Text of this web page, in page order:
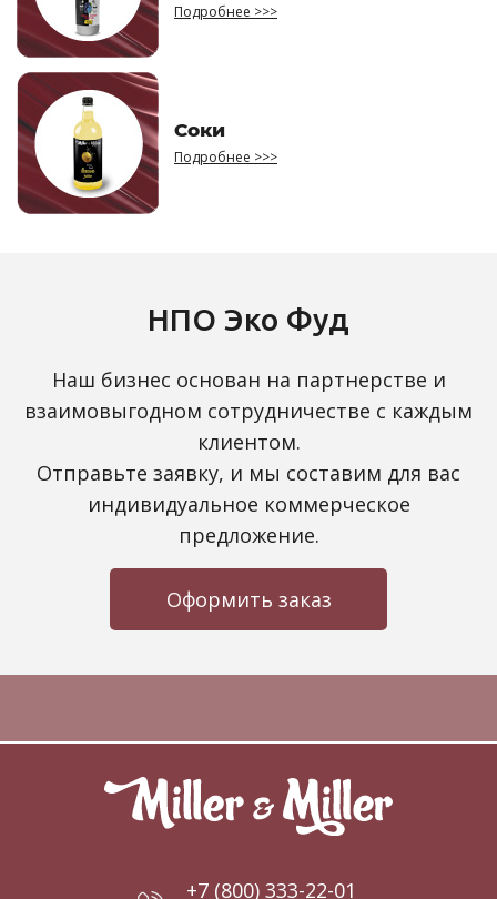
Подробнее >>>
Соки
Подробнее >>>
НПО Эко Фуд
Наш бизнес основан на партнерстве и
взаимовыгодном сотрудничестве с каждым
клиентом.
Отправьте заявку, и мы составим для вас
индивидуальное коммерческое
предложение.
Оформить заказ
+7 (800) 333-22-01